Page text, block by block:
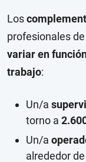
Los
profesionales
variar en
trabajo:
Un/a
torno a
Un/a
alrededor de